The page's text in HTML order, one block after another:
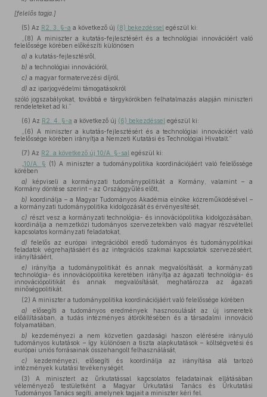
[felelős tagja.]
(5) Az R2. 3. §-a a következő új (8) bekezdéssel egészül ki:
„(8) A miniszter a kutatás-fejlesztésért és a technológiai innovációért való
felelőssége körében előkészíti különösen
a) a kutatás-fejlesztésről,
b) a technológiai innovációról,
c) a magyar formatervezési díjról,
d) az iparjogvédelmi támogatásokról
szóló jogszabályokat, továbbá e tárgykörökben felhatalmazás alapján miniszteri
rendeleteket ad ki.”
(6) Az R2. 4. §-a a következő új (6) bekezdéssel egészül ki:
„(6) A miniszter a kutatás-fejlesztésért és a technológiai innovációért való
felelőssége körében irányítja a Nemzeti Kutatási és Technológiai Hivatalt.”
(7) Az R2. a következő új 10/A. §-sal egészül ki:
10/A. § (1) A miniszter a tudománypolitika koordinációjáért való felelőssége
körében
a) képviseli a kormányzati tudománypolitikát a Kormány, valamint – a
Kormány döntése szerint – az Országgyűlés előtt,
b) koordinálja – a Magyar Tudományos Akadémia elnöke közreműködésével –
a kormányzati tudománypolitika kidolgozását és érvényesítését,
c) részt vesz a kormányzati technológia- és innovációpolitika kidolgozásában,
koordinálja a nemzetközi tudományos szervezetekben való magyar részvétellel
kapcsolatos kormányzati feladatokat,
d) felelős az európai integrációból eredő tudományos és tudománypolitikai
feladatok végrehajtásáért és az integrációs szakmai kapcsolatok szervezéséért,
irányításáért,
e) irányítja a tudománypolitikát és annak megvalósítását, a kormányzati
technológia- és innovációpolitika keretében irányítja az ágazati technológia- és
innovációpolitikát és annak megvalósítását, meghatározza az ágazati
minőségpolitikát.
(2) A miniszter a tudománypolitika koordinációjáért való felelőssége körében
a) elősegíti a tudományos eredmények hasznosulását az új ismeretek
előállításában, a tudás intézményes átörökítésében és a társadalmi innováció
folyamatában,
b) kezdeményezi a nem közvetlen gazdasági haszon elérésére irányuló
tudományos kutatások – így különösen a tiszta alapkutatások – költségvetési és
európai uniós forrásainak összehangolt felhasználását,
c) kezdeményezi, elősegíti és koordinálja az irányítása alá tartozó
intézmények kutatási tevékenységét.
(3) A minisztert az űrkutatással kapcsolatos feladatainak ellátásában
véleményező testületként a Magyar Űrkutatási Tanács és Űrkutatási
Tudományos Tanács segíti, amelynek tagjait a miniszter kéri fel.